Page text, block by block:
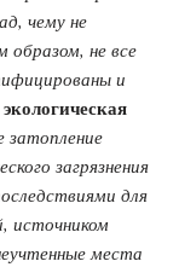
чему не
образом, не все
и
загрязнения
для
источником
места